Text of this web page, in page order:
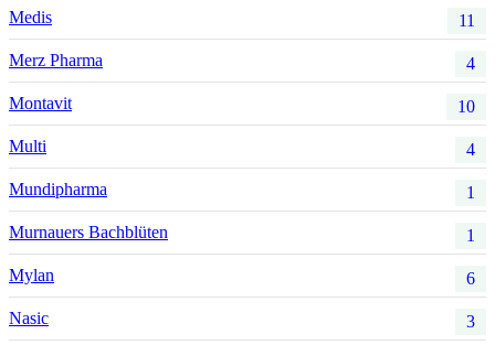
Medis 11
Merz Pharma 4
Montavit 10
Multi 4
Mundipharma 1
Murnauers Bachblüten 1
Mylan 6
Nasic 3